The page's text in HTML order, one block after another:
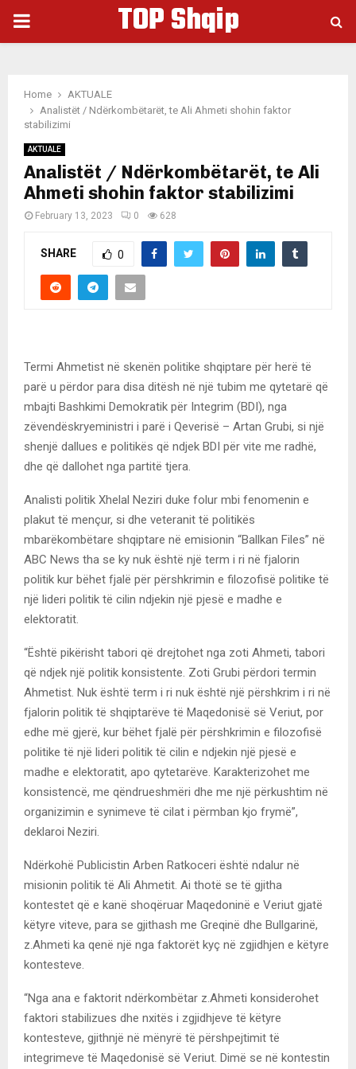
PRIMARY
TOP Shqip
Home
AKTUALE
Analistët / Ndërkombëtarët, te Ali Ahmeti shohin faktor
stabilizimi
AKTUALE
Analistët / Ndërkombëtarët, te Ali
Ahmeti shohin faktor stabilizimi
February 13, 2023 0 628
SHARE 0
Termi Ahmetist në skenën politike shqiptare për herë të
parë u përdor para disa ditësh në një tubim me qytetarë që
mbajti Bashkimi Demokratik për Integrim (BDI), nga
zëvendëskryeministri i parë i Qeverisë – Artan Grubi, si një
shenjë dallues e politikës që ndjek BDI për vite me radhë,
dhe që dallohet nga partitë tjera.
Analisti politik Xhelal Neziri duke folur mbi fenomenin e
plakut të mençur, si dhe veteranit të politikës
mbarëkombëtare shqiptare në emisionin “Ballkan Files” në
ABC News tha se ky nuk është një term i ri në fjalorin
politik kur bëhet fjalë për përshkrimin e filozofisë politike të
një lideri politik të cilin ndjekin një pjesë e madhe e
elektoratit.
“Është pikërisht tabori që drejtohet nga zoti Ahmeti, tabori
që ndjek një politik konsistente. Zoti Grubi përdori termin
Ahmetist. Nuk është term i ri nuk është një përshkrim i ri në
fjalorin politik të shqiptarëve të Maqedonisë së Veriut, por
edhe më gjerë, kur bëhet fjalë për përshkrimin e filozofisë
politike të një lideri politik të cilin e ndjekin një pjesë e
madhe e elektoratit, apo qytetarëve. Karakterizohet me
konsistencë, me qëndrueshmëri dhe me një përkushtim në
organizimin e synimeve të cilat i përmban kjo frymë”,
deklaroi Neziri.
Ndërkohë Publicistin Arben Ratkoceri është ndalur në
misionin politik të Ali Ahmetit. Ai thotë se të gjitha
kontestet që e kanë shoqëruar Maqedoninë e Veriut gjatë
këtyre viteve, para se gjithash me Greqinë dhe Bullgarinë,
z.Ahmeti ka qenë një nga faktorët kyç në zgjidhjen e këtyre
kontesteve.
“Nga ana e faktorit ndërkombëtar z.Ahmeti konsiderohet
faktori stabilizues dhe nxitës i zgjidhjeve të këtyre
kontesteve, gjithnjë në mënyrë të përshpejtimit të
integrimeve të Maqedonisë së Veriut. Dimë se në kontestin